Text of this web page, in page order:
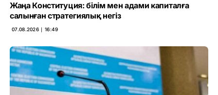
Жаңа Конституция: білім мен адами капиталға
салынған стратегиялық негіз
07.08.2026 ∣ 16:49